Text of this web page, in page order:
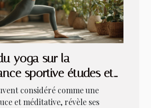
yoga sur la
sportive études et
considéré comme une
et méditative, révèle ses